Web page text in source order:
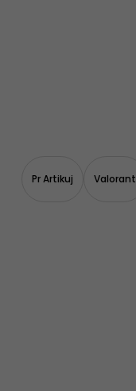
Pr Artikuj Valorant